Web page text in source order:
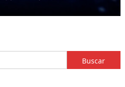
Buscar: